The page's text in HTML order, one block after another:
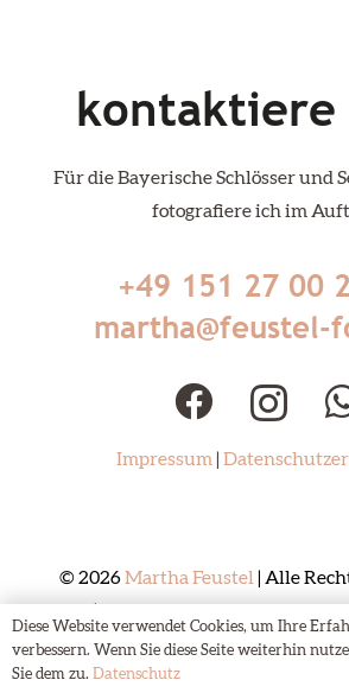
kontaktiere
Für die Bayerische Schlösser und
fotografiere ich im
+49 151 27 00
martha@feustel-
Impressum
© 2026Martha Feustel
| Alle
Diese Website verwendet Cookies, um Ihre
verbessern. Wenn Sie diese Seite weiterhin
Sie dem zu. Datenschutz